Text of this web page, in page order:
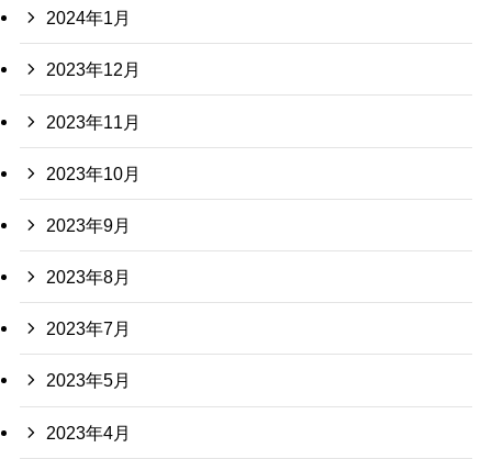
2024年1月
2023年12月
2023年11月
2023年10月
2023年9月
2023年8月
2023年7月
2023年5月
2023年4月